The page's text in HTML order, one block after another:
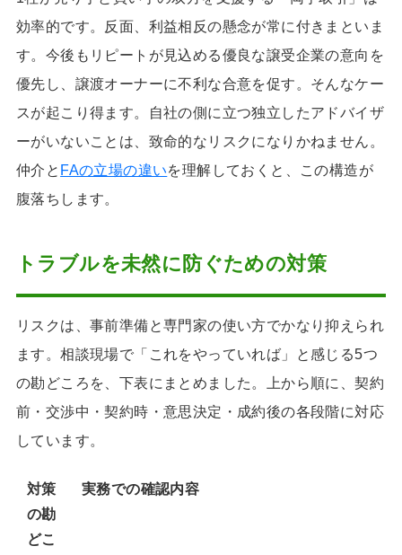
効率的です。反面、利益相反の懸念が常に付きまといま
す。今後もリピートが見込める優良な譲受企業の意向を
優先し、譲渡オーナーに不利な合意を促す。そんなケー
スが起こり得ます。自社の側に立つ独立したアドバイザ
ーがいないことは、致命的なリスクになりかねません。
仲介と FAの立場の違いを理解しておくと、この構造が
腹落ちします。
トラブルを未然に防ぐための対策
リスクは、事前準備と専門家の使い方でかなり抑えられ
ます。相談現場で「これをやっていれば」と感じる5つ
の勘どころを、下表にまとめました。上から順に、契約
前・交渉中・契約時・意思決定・成約後の各段階に対応
しています。
対策
の勘
どこ
実務での確認内容